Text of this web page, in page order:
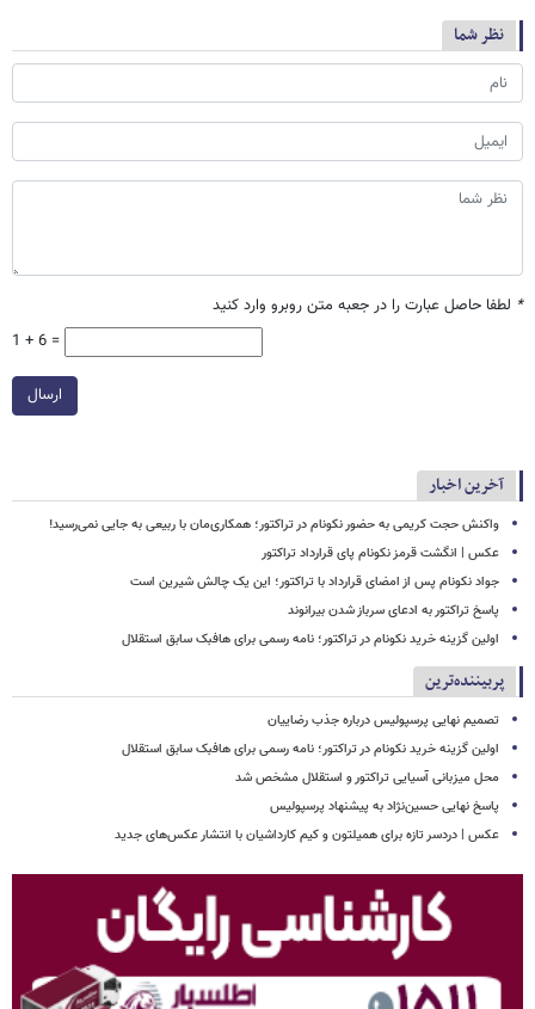
نظر شما
* لطفا حاصل عبارت را در جعبه متن روبرو وارد کنید
1 + 6 =
ارسال
آخرین اخبار
واکنش حجت کریمی به حضور نکونام در تراکتور؛ همکاری‌مان با ربیعی به جایی نمی‌رسید!
عکس | انگشت قرمز نکونام پای قرارداد تراکتور
جواد نکونام پس از امضای قرارداد با تراکتور؛ این یک چالش شیرین است
پاسخ تراکتور به ادعای سرباز شدن بیرانوند
اولین گزینه خرید نکونام در تراکتور؛ نامه رسمی برای هافبک سابق استقلال
پربیننده‌ترین
تصمیم نهایی پرسپولیس درباره جذب رضاییان
اولین گزینه خرید نکونام در تراکتور؛ نامه رسمی برای هافبک سابق استقلال
محل میزبانی آسیایی تراکتور و استقلال مشخص شد
پاسخ نهایی حسین‌نژاد به پیشنهاد پرسپولیس
عکس | دردسر تازه برای همیلتون و کیم کارداشیان با انتشار عکس‌های جدید